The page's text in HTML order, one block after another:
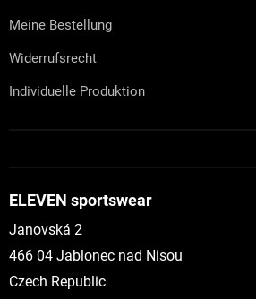
Meine Bestellung
Widerrufsrecht
Individuelle Produktion
ELEVEN sportswear
Janovská 2
466 04 Jablonec nad Nisou
Czech Republic